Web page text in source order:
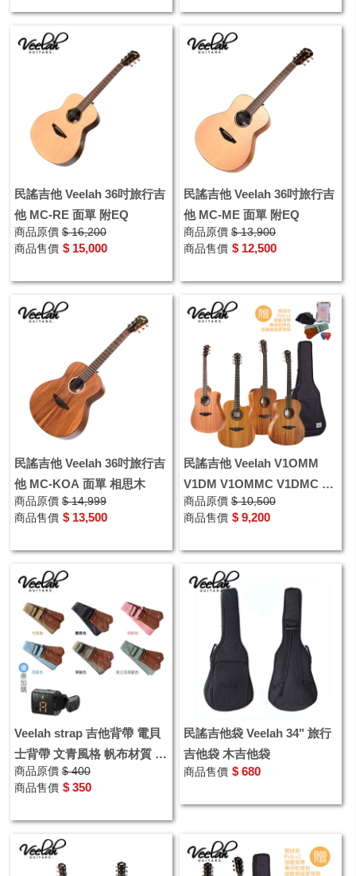
民謠吉他 Veelah 36吋旅行吉
他 MC-RE 面單 附EQ
商品原價 $ 16,200
商品售價 $ 15,000
民謠吉他 Veelah 36吋旅行吉
他 MC-ME 面單 附EQ
商品原價 $ 13,900
商品售價 $ 12,500
民謠吉他 Veelah 36吋旅行吉
他 MC-KOA 面單 相思木
商品原價 $ 14,999
商品售價 $ 13,500
民謠吉他 Veelah V1OMM
V1DM V1OMMC V1DMC 面
單木吉他 附贈多樣好禮
商品原價 $ 10,500
商品售價 $ 9,200
Veelah strap 吉他背帶 電貝
士背帶 文青風格 帆布材質 耐
用舒適
商品原價 $ 400
商品售價 $ 350
民謠吉他袋 Veelah 34" 旅行
吉他袋 木吉他袋
商品售價 $ 680